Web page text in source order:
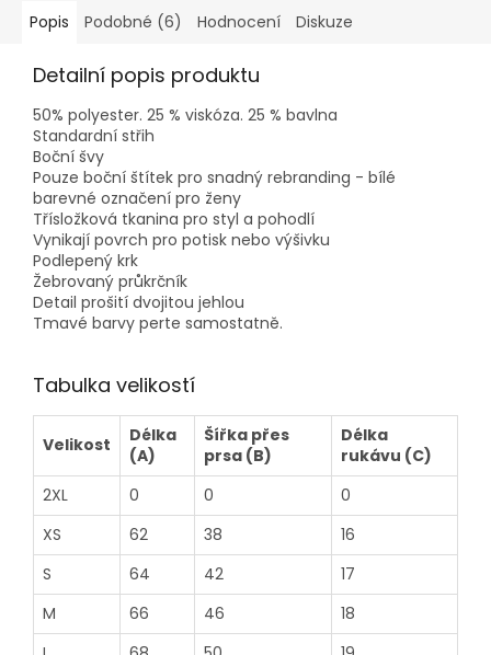
Popis Podobné (6) Hodnocení Diskuze
Detailní popis produktu
50% polyester. 25 % viskóza. 25 % bavlna
Standardní střih
Boční švy
Pouze boční štítek pro snadný rebranding - bílé
barevné označení pro ženy
Třísložková tkanina pro styl a pohodlí
Vynikají povrch pro potisk nebo výšivku
Podlepený krk
Žebrovaný průkrčník
Detail prošití dvojitou jehlou
Tmavé barvy perte samostatně.
Tabulka velikostí
Velikost
Délka
(A)
Šířka přes
prsa (B)
Délka
rukávu (C)
2XL
0 0
0
XS
62 38
16
S
64 42
17
M
66 46
18